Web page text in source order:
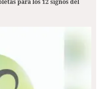
para los 12 signos del